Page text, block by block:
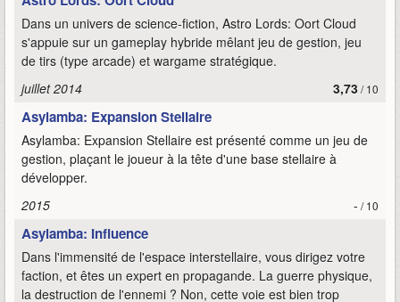
Dans un univers de science-fiction, Astro Lords: Oort Cloud
s'appuie sur un gameplay hybride mêlant jeu de gestion, jeu
de tirs (type arcade) et wargame stratégique.
juillet 2014
3,73/ 10
Asylamba: Expansion Stellaire
Asylamba: Expansion Stellaire est présenté comme un jeu de
gestion, plaçant le joueur à la tête d'une base stellaire à
développer.
2015
- / 10
Asylamba: Influence
Dans l'immensité de l'espace interstellaire, vous dirigez votre
faction, et êtes un expert en propagande. La guerre physique,
la destruction de l'ennemi ? Non, cette voie est bien trop